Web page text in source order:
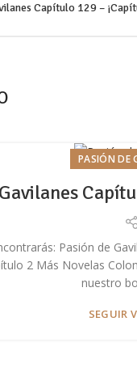
Capítulo 129 –
PASIÓN DE
Pasión de
2 Más Novelas
nuestro
SEGUIR